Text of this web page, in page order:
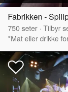
Fabrikken -
750seter · Tilbyr
*Mat eller drikke